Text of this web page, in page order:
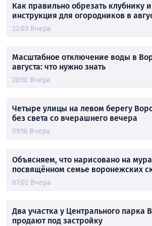
Как правильно обрезать клубнику
инструкция для огородников в
22:03 Вчера
Масштабное отключение воды в
августа: что нужно знать
20:10 Вчера
Четыре улицы на левом берегу
без света со вчерашнего вечера
09:16 Вчера
Объясняем, что нарисовано на
посвящённом семье воронежских
07:02 Вчера
Два участка у Центрального парка
продают под застройку